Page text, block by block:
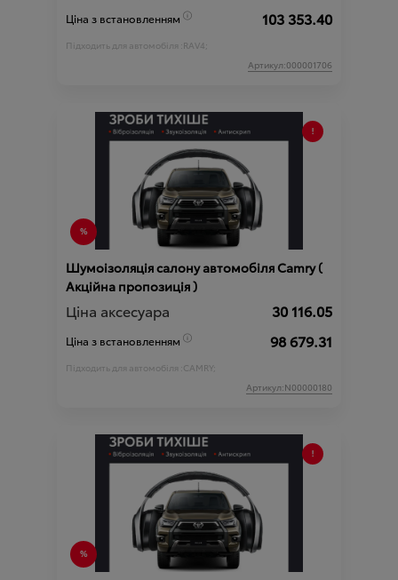
Ціна з встановленням 103 353.40
Підходить для автомобіля :RAV4;
Артикул:000001706
Шумоізоляція салону автомобіля Camry (
Акційна пропозиція )
Ціна аксесуара 30 116.05
Ціна з встановленням 98 679.31
Підходить для автомобіля :CAMRY;
Артикул:N00000180